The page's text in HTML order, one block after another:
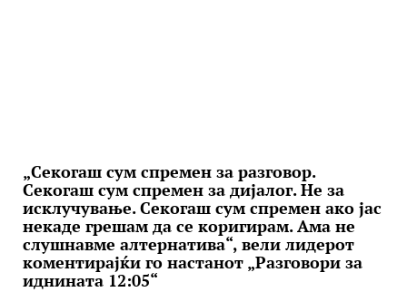
„Секогаш сум спремен за разговор.
Секогаш сум спремен за дијалог. Не за
исклучување. Секогаш сум спремен ако јас
некаде грешам да се коригирам. Ама не
слушнавме алтернатива“, вели лидерот
коментирајќи го настанот „Разговори за
иднината 12:05“